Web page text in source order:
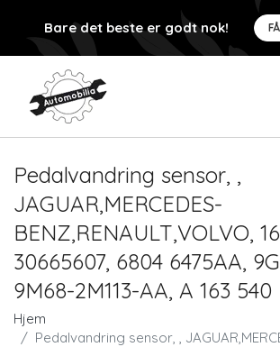
Bare det beste er godt nok!
Pedalvandring sensor, ,
JAGUAR,MERCEDES-
BENZ,RENAULT,VOLVO,
30665607, 6804 6475AA,
9M68-2M113-AA, A 163 540
Hjem
Pedalvandring sensor, ,